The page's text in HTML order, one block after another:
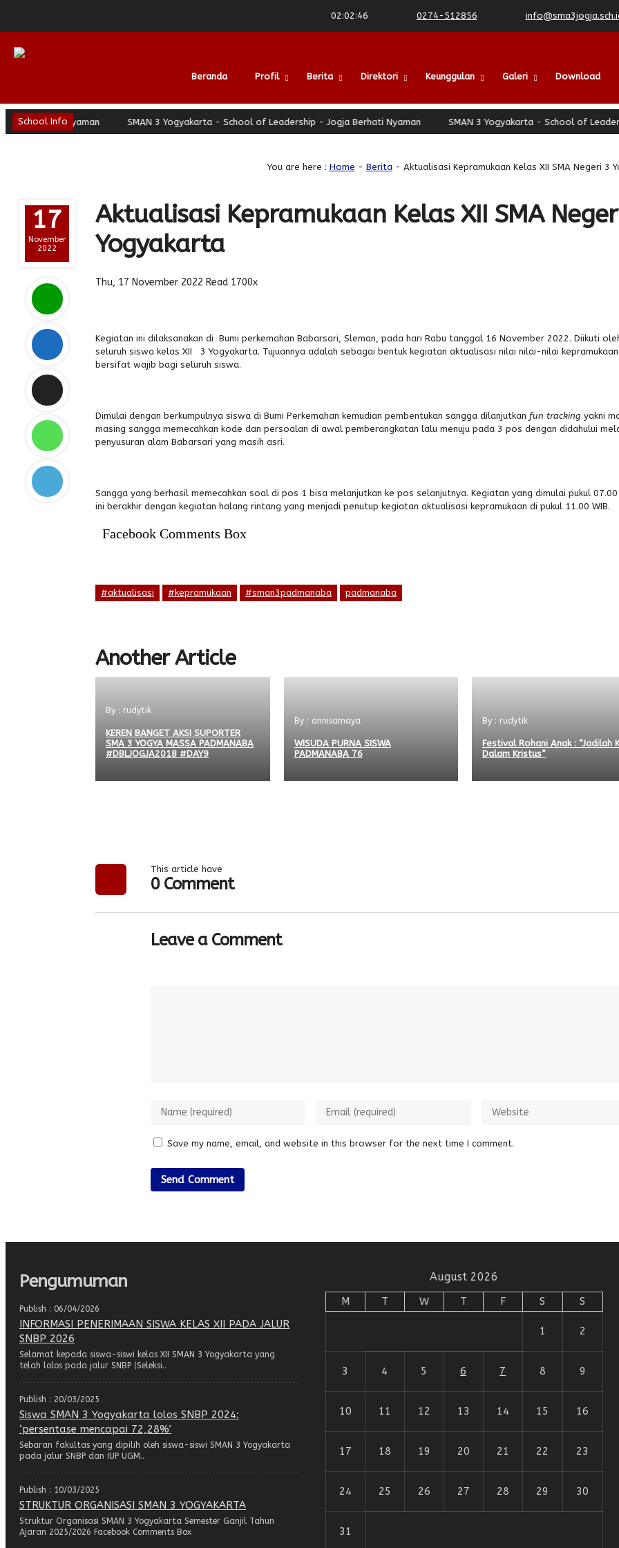
02 :02 :46 0274-512856
Beranda Profil Berita Direktori Keunggulan Galeri Download
School Info
Nyaman SMAN 3 Yogyakarta - School of Leadership - Jogja Berhati Nyaman SMAN 3 Yogyakarta - School of Leadership -
You are here : Home - Berita- Aktualisasi Kepramukaan Kelas XII SMA Negeri 3
17
November
2022
Aktualisasi Kepramukaan Kelas XII SMA
Yogyakarta
Thu, 17 November 2022 Read 1700x
Kegiatan ini dilaksanakan di Bumi perkemahan Babarsari, Sleman, pada hari Rabu tanggal 16 November 2022. Diikuti
seluruh siswa kelas XII 3 Yogyakarta. Tujuannya adalah sebagai bentuk kegiatan aktualisasi nilai nilai-nilai
bersifat wajib bagi seluruh siswa.
Dimulai dengan berkumpulnya siswa di Bumi Perkemahan kemudian pembentukan sangga dilanjutkan fun tracking yakni
masing sangga memecahkan kode dan persoalan di awal pemberangkatan lalu menuju pada 3 pos dengan didahului
penyusuran alam Babarsari yang masih asri.
Sangga yang berhasil memecahkan soal di pos 1 bisa melanjutkan ke pos selanjutnya. Kegiatan yang dimulai pukul 07.00
ini berakhir dengan kegiatan halang rintang yang menjadi penutup kegiatan aktualisasi kepramukaan di pukul 11.00 WIB.
Facebook Comments Box
#aktualisasi #kepramukaan #sman3padmanaba padmanaba
Another Article
By : rudytik
KEREN BANGET AKSI SUPORTER
SMA 3 YOGYA MASSA PADMANABA
#DBLJOGJA2018 #DAY9
By : annisamaya
WISUDA PURNA SISWA
PADMANABA 76
By : rudytik
Festival Rohani Anak : “Jadilah
Dalam Kristus”
This article have
0 Comment
Leave a Comment
Save my name, email, and website in this browser for the next time I comment.
Pengumuman
Publish : 06/04/2026
INFORMASI PENERIMAAN SISWA KELAS XII PADA JALUR
SNBP 2026
Selamat kepada siswa-siswi kelas XII SMAN 3 Yogyakarta yang
telah lolos pada jalur SNBP (Seleksi..
Publish : 20/03/2025
Siswa SMAN 3 Yogyakarta lolos SNBP 2024:
‘persentase mencapai 72,28%’
Sebaran fakultas yang dipilih oleh siswa-siswi SMAN 3 Yogyakarta
pada jalur SNBP dan IUP UGM..
Publish : 10/03/2025
STRUKTUR ORGANISASI SMAN 3 YOGYAKARTA
Struktur Organisasi SMAN 3 Yogyakarta Semester Ganjil Tahun
Ajaran 2025/2026 Facebook Comments Box
August 2026
M T W T F S S
1 2
3 4 5 6 7 8 9
10 11 12 13 14 15 16
17 18 19 20 21 22 23
24 25 26 27 28 29 30
31